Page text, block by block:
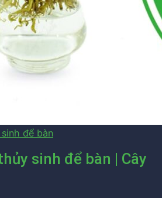
để bàn
sinh để bàn | Cây